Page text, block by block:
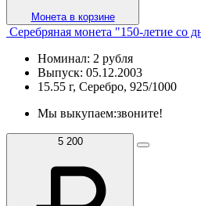
Монета в корзине
Серебряная монета "150-летие со
Номинал: 2 рубля
Выпуск: 05.12.2003
15.55 г, Серебро, 925/1000
Мы выкупаем:звоните!
5 200